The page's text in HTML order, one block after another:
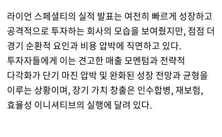
라이언 스페셜티의 실적 발표는 여전히 빠르게 성장하고
공격적으로 투자하는 회사의 모습을 보여줬지만, 점점 더
경기 순환적 요인과 비용 압박에 직면하고 있다.
투자자들에게 이는 견고한 매출 모멘텀과 전략적
다각화가 단기 마진 압박 및 완화된 성장 전망과 균형을
이루는 상황이며, 장기 가치 창출은 인수합병, 재보험,
효율성 이니셔티브의 실행에 달려 있다.